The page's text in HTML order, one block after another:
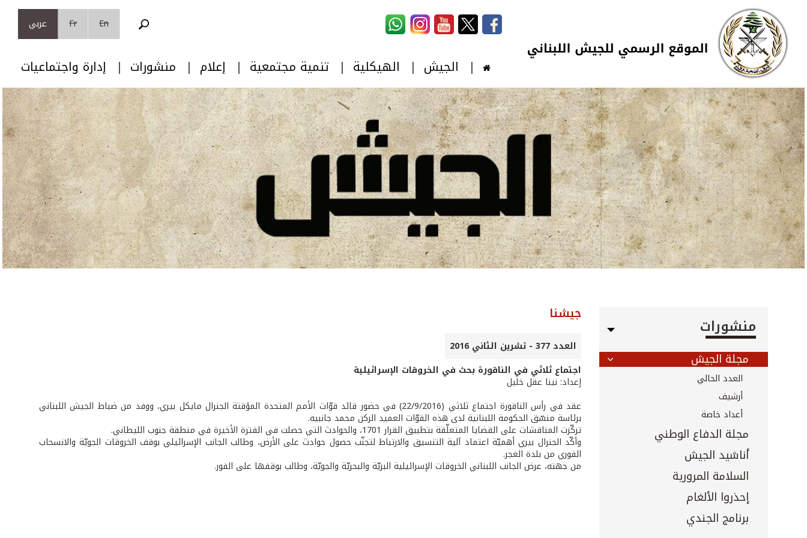
تجاوز إلى المحتوى الرئيسي
Skip to navigation
En
Fr عربي
الجيش الهيكلية تنمية مجتمعية إعلام منشورات إدارة واجتماعيات
منشورات
مجلة الجيش
العدد الحالي
أرشيف
أعداد خاصة
مجلة الدفاع الوطني
أناشيد الجيش
السلامة المرورية
إحذروا الألغام
برنامج الجندي
جيشنا
العدد 377 - تشرين الثاني 2016
اجتماع ثلاثي في الناقورة بحث في الخروقات الإسرائيلية
إعداد: نينا عقل خليل
عقد في رأس الناقورة اجتماع ثلاثي (22/9/2016) في حضور قائد قوّات الأمم المتحدة المؤقتة الجنرال مايكل بيري، ووفد من ضباط الجيش اللبناني
برئاسة منسّق الحكومة اللبنانية لدى هذه القوّات العميد الركن محمد جانبيه.
تركّزت المناقشات على القضايا المتعلّقة بتطبيق القرار 1701، والحوادث التي حصلت في الفترة الأخيرة في منطقة جنوب الليطاني.
وأكّد الجنرال بيري أهميّة اعتماد آلية التنسيق والارتباط لتجنّب حصول حوادث على الأرض، وطالب الجانب الإسرائيلي بوقف الخروقات الجويّة والانسحاب
الفوري من بلدة الغجر.
من جهته، عرض الجانب اللبناني الخروقات الإسرائيلية البريّة والبحريّة والجويّة، وطالب بوقفها على الفور.